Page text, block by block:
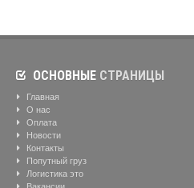
ОСНОВНЫЕ СТРАНИЦЫ
Главная
О нас
Оплата
Новости
Контакты
Попутный груз
Логистика это